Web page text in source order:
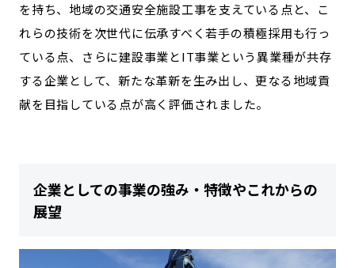
を持ち、地域の交通安全施設工事を支えている点と、こ
れらの技術を次世代に伝承すべく若手の積極採用も行っ
ている点、さらに建設事業とIT事業という異業種が共存
する企業として、新たな革新を生み出し、更なる地域貢
献を目指している点が高く評価されました。
企業としての事業の強み・特徴やこれからの
展望